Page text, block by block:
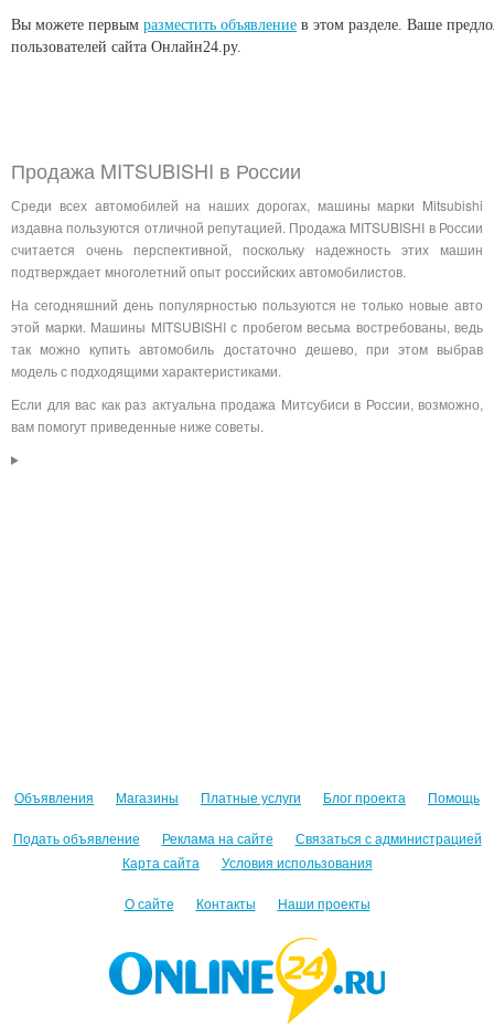
Вы можете первым разместить объявление в этом разделе. Ваше
пользователей сайта Онлайн24.ру.
Продажа MITSUBISHI в России
Среди всех автомобилей на наших дорогах, машины марки Mitsubishi
издавна пользуются отличной репутацией. Продажа MITSUBISHI в России
считается очень перспективной, поскольку надежность этих машин
подтверждает многолетний опыт российских автомобилистов.
На сегодняшний день популярностью пользуются не только новые авто
этой марки. Машины MITSUBISHI с пробегом весьма востребованы, ведь
так можно купить автомобиль достаточно дешево, при этом выбрав
модель с подходящими характеристиками.
Если для вас как раз актуальна продажа Митсубиси в России, возможно,
вам помогут приведенные ниже советы.
Объявления Магазины Платные услуги Блог проекта Помощь
Подать объявление Реклама на сайте
Связаться с администрацией
Карта сайта
Условия использования
О сайте Контакты Наши проекты